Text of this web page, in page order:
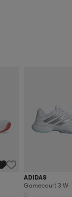
ADIDAS
Gamecourt 3 W